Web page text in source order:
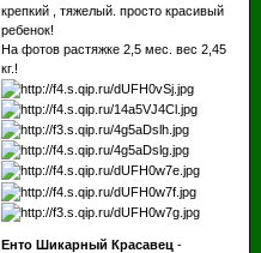
крепкий , тяжелый. просто красивый
ребенок!
На фотов растяжке 2,5 мес. вес 2,45
кг.!
Енто Шикарный Красавец -